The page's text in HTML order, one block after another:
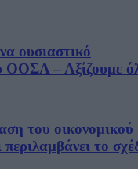
ουσιαστικό
ΟΟΣΑ – Αξίζουμε
του οικονομικού
το